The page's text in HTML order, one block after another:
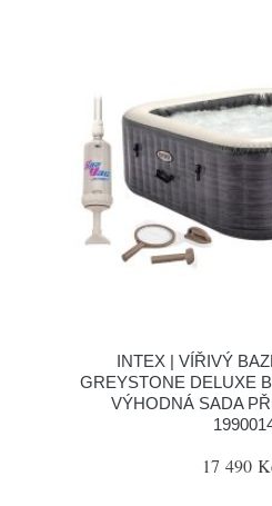
INTEX | VÍŘIVÝ
GREYSTONE DELUXE
VÝHODNÁ SADA
17 490